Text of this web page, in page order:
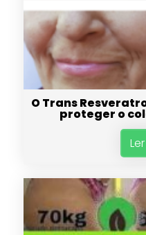
O Trans
proteger o